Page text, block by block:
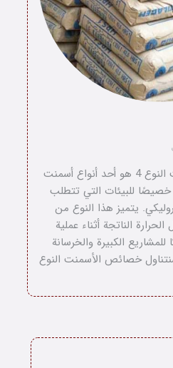
الأسمنت النوع 4 الأسمنت النوع 4 هو أحد أنواع أسمنت
خصيصًا للبيئات التي تتطلب
يتميز هذا النوع من
الناتجة أثناء عملية
الكبيرة والخرسانة
سنتناول خصائص الأسمنت النوع